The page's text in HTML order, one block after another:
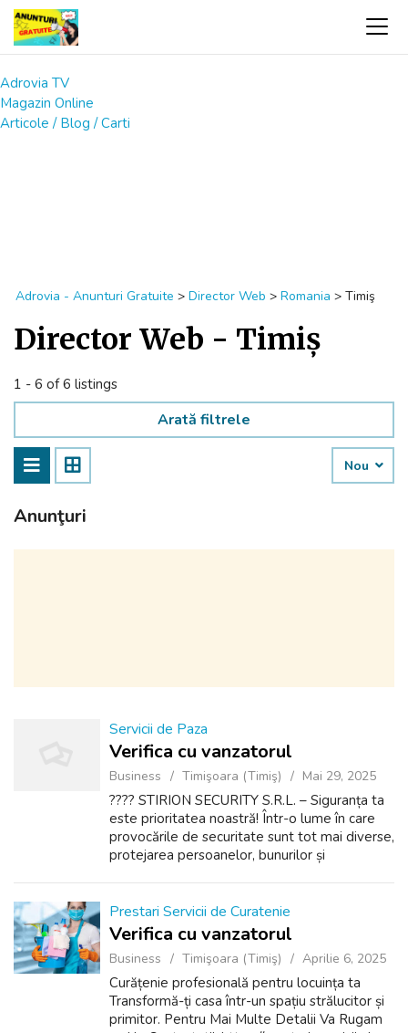
Adrovia TV
Magazin Online
Articole / Blog / Carti
Adrovia - Anunturi Gratuite > Director Web > Romania > Timiş
Director Web - Timiş
1 - 6 of 6 listings
Arată filtrele
Nou
Anunţuri
Servicii de Paza
Verifica cu vanzatorul
Business Timişoara (Timiş) Mai 29, 2025
???? STIRION SECURITY S.R.L. – Siguranța ta
este prioritatea noastră! Într-o lume în care
provocările de securitate sunt tot mai diverse,
protejarea persoanelor, bunurilor și
Prestari Servicii de Curatenie
Verifica cu vanzatorul
Business Timişoara (Timiş) Aprilie 6, 2025
Curățenie profesională pentru locuința ta
Transformă-ți casa într-un spațiu strălucitor și
primitor. Pentru Mai Multe Detalii Va Rugam